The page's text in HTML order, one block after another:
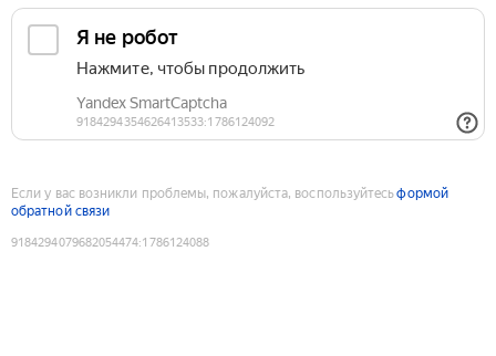
Если у вас возникли проблемы, пожалуйста, воспользуйтесьформой
обратной связи
9184294079682054474:1786124088